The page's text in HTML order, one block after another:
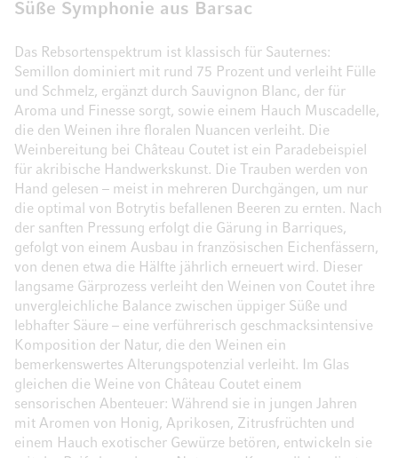
Süße Symphonie aus Barsac
Das Rebsortenspektrum ist klassisch für Sauternes:
Semillon dominiert mit rund 75 Prozent und verleiht Fülle
und Schmelz, ergänzt durch Sauvignon Blanc, der für
Aroma und Finesse sorgt, sowie einem Hauch Muscadelle,
die den Weinen ihre floralen Nuancen verleiht. Die
Weinbereitung bei Château Coutet ist ein Paradebeispiel
für akribische Handwerkskunst. Die Trauben werden von
Hand gelesen – meist in mehreren Durchgängen, um nur
die optimal von Botrytis befallenen Beeren zu ernten. Nach
der sanften Pressung erfolgt die Gärung in Barriques,
gefolgt von einem Ausbau in französischen Eichenfässern,
von denen etwa die Hälfte jährlich erneuert wird. Dieser
langsame Gärprozess verleiht den Weinen von Coutet ihre
unvergleichliche Balance zwischen üppiger Süße und
lebhafter Säure – eine verführerisch geschmacksintensive
Komposition der Natur, die den Weinen ein
bemerkenswertes Alterungspotenzial verleiht. Im Glas
gleichen die Weine von Château Coutet einem
sensorischen Abenteuer: Während sie in jungen Jahren
mit Aromen von Honig, Aprikosen, Zitrusfrüchten und
einem Hauch exotischer Gewürze betören, entwickeln sie